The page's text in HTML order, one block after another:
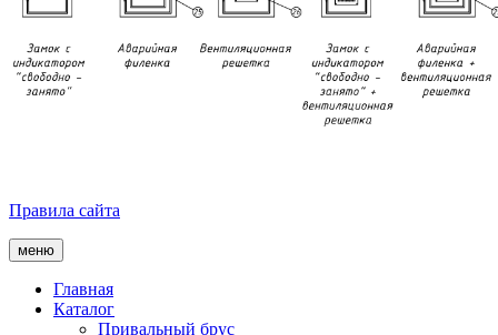
Правила сайта
меню
Главная
Каталог
Привальный брус